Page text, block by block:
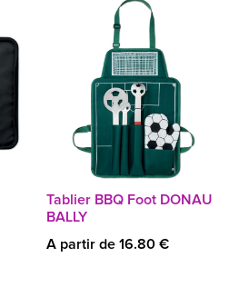
Tablier BBQ Foot DONAU
BALLY
A partir de 16.80 €